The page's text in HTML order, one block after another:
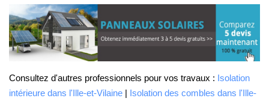
Consultez d'autres professionnels pour vos travaux : Isolation
intérieure dans l'Ille-et-Vilaine | Isolation des combles dans l'Ille-